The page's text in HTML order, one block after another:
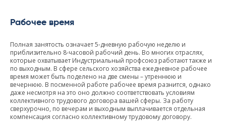
Рабочее время
Полная занятость означает 5-дневную рабочую неделю и
приблизительно 8-часовой рабочий день. Во многих отраслях,
которые охватывает Индустриальный профсоюз работают также и
по выходным. В сфере сельского хозяйства ежедневное рабочее
время может быть поделено на две смены – утреннюю и
вечернюю. В посменной работе рабочее время разнится, однако
даже несмотря на это оно должно соответствовать условиям
коллективного трудового договора вашей сферы. За работу
сверхурочно, по вечерам и выходным выплачивается отдельная
компенсация согласно коллективному трудовому договору.